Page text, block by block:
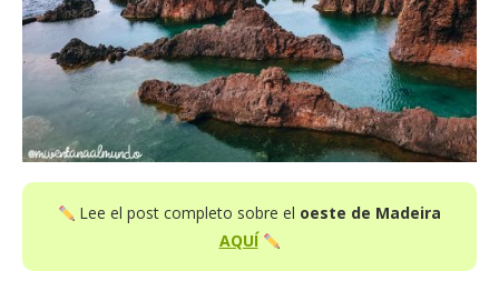
Lee el post completo sobre el oeste de Madeira
AQUÍ